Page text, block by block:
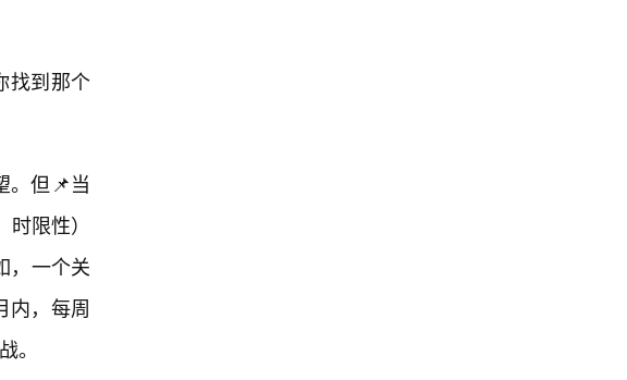
找到那个
。但📌当
限性）
，一个关
内，每周
。